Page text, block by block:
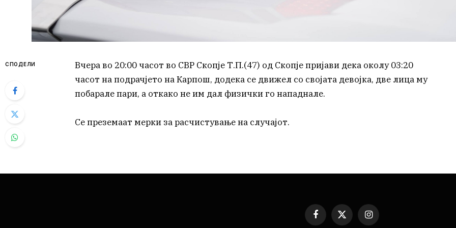
СПОДЕЛИ
Вчера во 20:00 часот во СВР Скопје Т.П.(47) од Скопје пријави дека околу 03:20
часот на подрачјето на Карпош, додека се движел со својата девојка, две лица му
побарале пари, а откако не им дал физички го нападнале.
Се преземаат мерки за расчистување на случајот.
Facebook
X
Instagram